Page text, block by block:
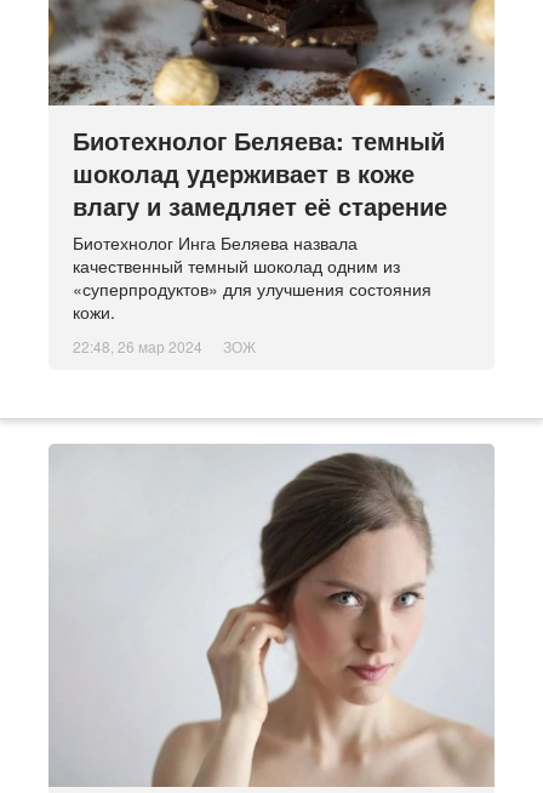
Биотехнолог Беляева: темный
шоколад удерживает в коже
влагу и замедляет её старение
Биотехнолог Инга Беляева назвала
качественный темный шоколад одним из
«суперпродуктов» для улучшения состояния
кожи.
22:48, 26 мар 2024 ЗОЖ